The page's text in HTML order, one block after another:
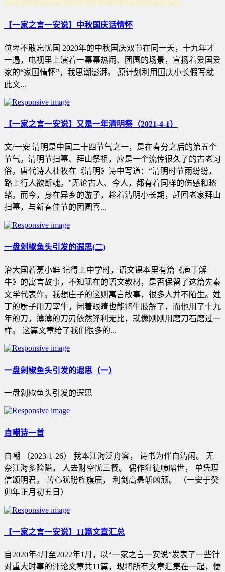
【一家之言一安说】中秋国庆话情怀
位卑不敢忘忧国 2020年的中秋国庆双节在同一天，十九年才
一遇，电视里上演着一幕幕热闹、团圆的场景，宣扬着爱国爱
家的“家国情怀”，我思潮澎湃。 原计划利用国庆小长假写就
此文...
【一家之言一安说】又是一年清明祭（2021-4-1）
文/一安 清明是中国二十四节气之一，是在春分之后的第五个
节气。清明节扫墓、拜山祭祖，应是一个流传很久了的古老习
俗。唐代诗人杜牧在《清明》诗中写道：“清明时节雨纷纷，
路上行人欲断魂。”无论古人、今人，都有着同样的伤感和愁
绪。而今，身在异乡的游子，趁着清明小长期，赶回老家拜山
扫墓，与新春佳节的团圆喜...
一盘剁椒鱼头引发的遐思(二)
治大国若烹小鲜 记得上中学时，语文课本里有篇《庖丁解
牛》的寓言故事，不知现在的语文教材，是否保留了这篇先秦
文学代表作。我想庄子的这则寓言故事，很多人并不陌生。姓
丁的厨子用刀宰牛，闭着眼睛也能将牛肢解了，而他用了十九
年的刀，薄薄的刀刃依然锋利无比，就像刚刚用磨刀石磨过一
样。 这篇文章给了我们很多的...
一盘剁椒鱼头引发的遐思（一）
一盘剁椒鱼头引发的遐思
自嘲诗一首
自嘲 （2023-1-26） 我本江海泛舟客， 诗书为伴自清闲。 无
奈江海多险隘， 人去财空忧三餐。 偶作狂徒喷暗世， 单凭理
信颂明君。 苦心犹盼旌旗展， 利剑高悬斩凶顽。 （一安于癸
卯年正月初五日）
【一家之言一安说】11篇文章汇总
自2020年4月至2022年1月，以“一家之言一安说”发表了一些针
对重大时事的评论文章共11篇，现将所有文章汇集在一起，便